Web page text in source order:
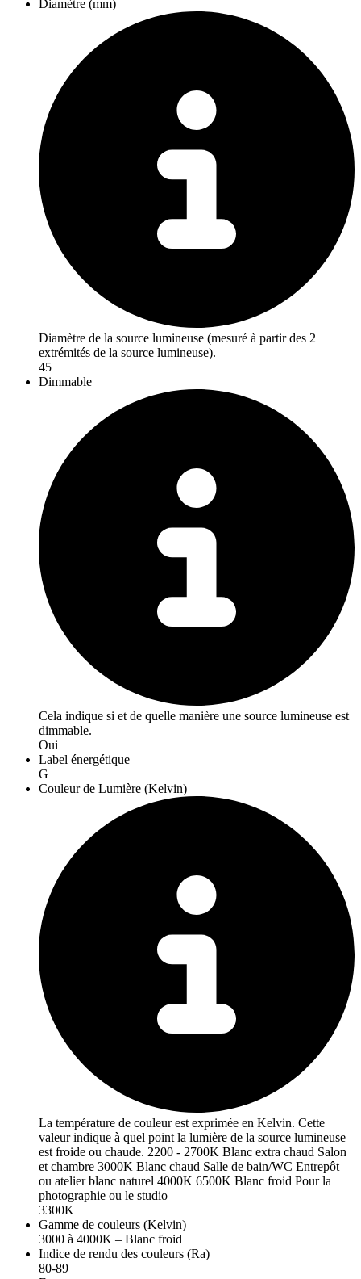
Diamètre (mm)
Diamètre de la source lumineuse (mesuré à partir des 2
extrémités de la source lumineuse).
45
Dimmable
Cela indique si et de quelle manière une source lumineuse est
dimmable.
Oui
Label énergétique
G
Couleur de Lumière (Kelvin)
La température de couleur est exprimée en Kelvin. Cette
valeur indique à quel point la lumière de la source lumineuse
est froide ou chaude. 2200 - 2700K Blanc extra chaud Salon
et chambre 3000K Blanc chaud Salle de bain/WC Entrepôt
ou atelier blanc naturel 4000K 6500K Blanc froid Pour la
photographie ou le studio
3300K
Gamme de couleurs (Kelvin)
3000 à 4000K – Blanc froid
Indice de rendu des couleurs (Ra)
80-89